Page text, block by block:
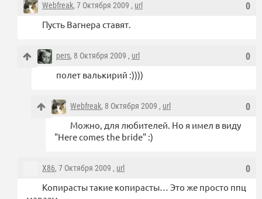
0
Webfreak, 7 Октября 2009 , url
Пусть Вагнера ставят.
0
pers, 8 Октября 2009 , url
полет валькирий :))))
0
Webfreak, 8 Октября 2009 , url
Можно, для любителей. Но я имел в виду
"Here comes the bride" :)
0
X86, 7 Октября 2009 , url
Копирасты такие копирасты… Это же просто ппц